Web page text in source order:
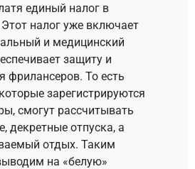
единый налог в
налог уже включает
и медицинский
защиту и
фрилансеров. То есть
зарегистрируются
смогут рассчитывать
декретные отпуска, а
отдых. Таким
на «белую»